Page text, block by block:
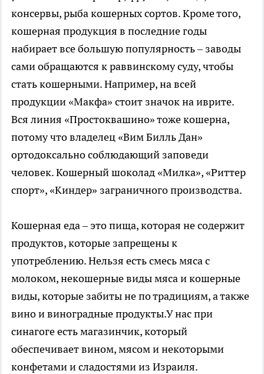
консервы, рыба кошерных сортов. Кроме того,
кошерная продукция в последние годы
набирает все большую популярность – заводы
сами обращаются к раввинскому суду, чтобы
стать кошерными. Например, на всей
продукции «Макфа» стоит значок на иврите.
Вся линия «Простоквашино» тоже кошерна,
потому что владелец «Вим Билль Дан»
ортодоксально соблюдающий заповеди
человек. Кошерный шоколад «Милка», «Риттер
спорт», «Киндер» заграничного производства.
Кошерная еда – это пища, которая не содержит
продуктов, которые запрещены к
употреблению. Нельзя есть смесь мяса с
молоком, некошерные виды мяса и кошерные
виды, которые забиты не по традициям, а также
вино и виноградные продукты.У нас при
синагоге есть магазинчик, который
обеспечивает вином, мясом и некоторыми
конфетами и сладостями из Израиля.